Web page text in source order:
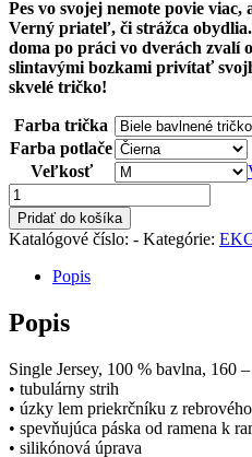
Pes vo svojej nemote povie
Verný priateľ, či strážca
doma po práci vo dverách zvalí
slintavými bozkami privítať
skvelé tričko!
Farba trička
Farba potlače
Veľkosť
množstvo
EKG
psík
Pridať do košíka
Katalógové číslo: - Kategórie:
Popis
Popis
Single Jersey, 100 % bavlna, 160
• tubulárny strih
• úzky lem priekrčníku z
• spevňujúca páska od ramena k
• silikónová úprava